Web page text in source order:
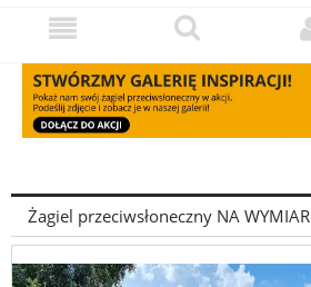
Żagiel przeciwsłoneczny NA WYMIAR